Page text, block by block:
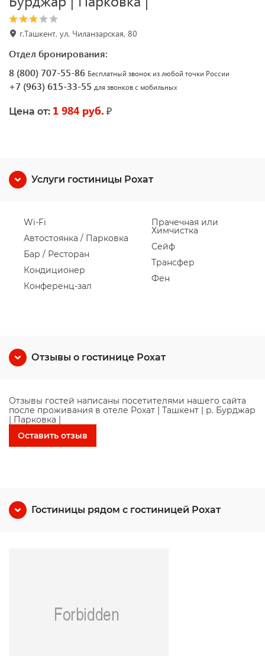
г.Ташкент, ул. Чиланзарская, 80
Отдел бронирования:
8 (800) 707-55-86 Бесплатный звонок из любой точки России
+7 (963) 615-33-55 для звонков с мобильных
Цена от: 1 984 руб. ₽
Услуги гостиницы Рохат
Wi-Fi
Автостоянка / Парковка
Бар / Ресторан
Кондиционер
Конференц-зал
Прачечная или
Химчистка
Сейф
Трансфер
Фен
Отзывы о гостинице Рохат
Отзывы гостей написаны посетителями нашего сайта
после проживания в отеле Рохат | Ташкент | р. Бурджар
| Парковка |
Оставить отзыв
Гостиницы рядом с гостиницей Рохат